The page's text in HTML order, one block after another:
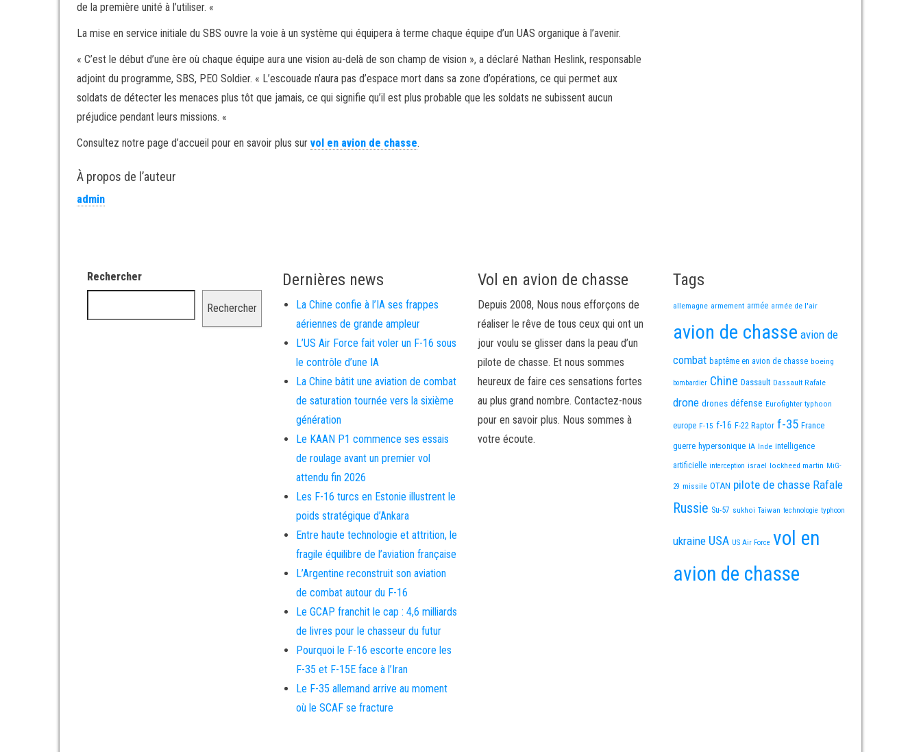
de la première unité à l’utiliser. «
La mise en service initiale du SBS ouvre la voie à un système qui équipera à terme chaque équipe d’un UAS organique à l’avenir.
« C’est le début d’une ère où chaque équipe aura une vision au-delà de son champ de vision », a déclaré Nathan Heslink, responsable
adjoint du programme, SBS, PEO Soldier. « L’escouade n’aura pas d’espace mort dans sa zone d’opérations, ce qui permet aux
soldats de détecter les menaces plus tôt que jamais, ce qui signifie qu’il est plus probable que les soldats ne subissent aucun
préjudice pendant leurs missions. «
Consultez notre page d’accueil pour en savoir plus sur vol en avion de chasse.
À propos de l’auteur
admin
Rechercher
Rechercher
Dernières news
La Chine confie à l’IA ses frappes
aériennes de grande ampleur
L’US Air Force fait voler un F-16 sous
le contrôle d’une IA
La Chine bâtit une aviation de combat
de saturation tournée vers la sixième
génération
Le KAAN P1 commence ses essais
de roulage avant un premier vol
attendu fin 2026
Les F-16 turcs en Estonie illustrent le
poids stratégique d’Ankara
Entre haute technologie et attrition, le
fragile équilibre de l’aviation française
L’Argentine reconstruit son aviation
de combat autour du F-16
Le GCAP franchit le cap : 4,6 milliards
de livres pour le chasseur du futur
Pourquoi le F-16 escorte encore les
F-35 et F-15E face à l’Iran
Le F-35 allemand arrive au moment
où le SCAF se fracture
Vol en avion de chasse
Depuis 2008, Nous nous efforçons de
réaliser le rêve de tous ceux qui ont un
jour voulu se glisser dans la peau d’un
pilote de chasse. Et nous sommes
heureux de faire ces sensations fortes
au plus grand nombre. Contactez-nous
pour en savoir plus. Nous sommes à
votre écoute.
Tags
allemagne armement armée armée de l'air
avion de chasse avion de
combat baptême en avion de chasse boeing
bombardier Chine Dassault Dassault Rafale
drone drones défense Eurofighter typhoon
europe F-15 f-16 F-22 Raptor f-35 France
guerre hypersonique IA Inde intelligence
artificielle interception israel lockheed martin MiG-
29 missile OTAN pilote de chasse Rafale
Russie Su-57 sukhoi Taiwan technologie typhoon
ukraine USA US Air Force vol en
avion de chasse